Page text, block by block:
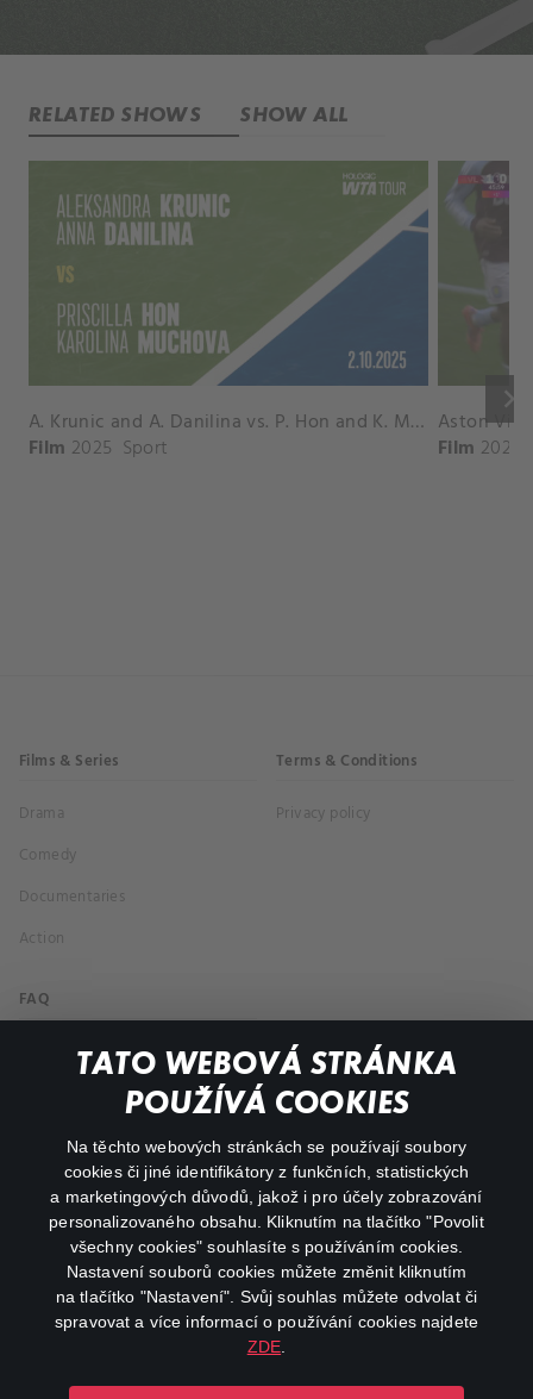
TATO WEBOVÁ STRÁNKA
POUŽÍVÁ COOKIES
Na těchto webových stránkách se používají soubory
cookies či jiné identifikátory z funkčních, statistických
a marketingových důvodů, jakož i pro účely zobrazování
personalizovaného obsahu. Kliknutím na tlačítko "Povolit
všechny cookies" souhlasíte s používáním cookies.
Nastavení souborů cookies můžete změnit kliknutím
na tlačítko "Nastavení". Svůj souhlas můžete odvolat či
spravovat a více informací o používání cookies najdete
ZDE
RELATED SHOWS SHOW ALL
keyboard_arrow_right
A. Krunic and A. Danilina vs. P. Hon and K. Muchova Match Highlights - BEIJING_Capital Group Diamond ( October 02, 2025)
Film 2025 Sport Film 2026
Films & Series
Drama
Comedy
Documentaries
Action
Terms & Conditions
Privacy policy
FAQ
My profile
facebookinstagram
youtube